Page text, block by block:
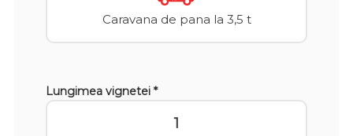
Caravana de pana la 3,5 t
Lungimea vignetei *
1